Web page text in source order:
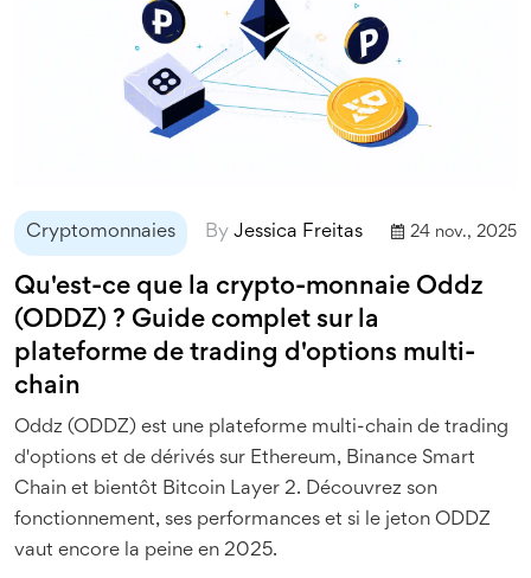
Cryptomonnaies By Jessica Freitas 24 nov., 2025
Qu'est-ce que la crypto-monnaie Oddz
(ODDZ) ? Guide complet sur la
plateforme de trading d'options multi-
chain
Oddz (ODDZ) est une plateforme multi-chain de trading
d'options et de dérivés sur Ethereum, Binance Smart
Chain et bientôt Bitcoin Layer 2. Découvrez son
fonctionnement, ses performances et si le jeton ODDZ
vaut encore la peine en 2025.